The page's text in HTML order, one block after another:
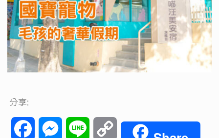
分享:
FacebookMessenger
Line
Copy